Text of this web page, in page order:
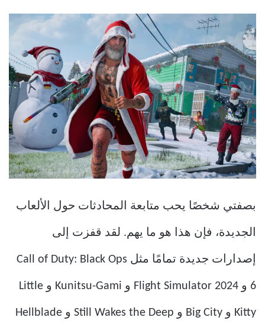
بصفتي شخصًا يحب متابعة المحادثات حول الألعاب
الجديدة، فإن هذا هو ما يهم. لقد قفزت إلى
إصدارات جديدة تمامًا مثل Call of Duty: Black Ops
6 و Flight Simulator 2024 و Kunitsu-Gami و Little
Kitty و Big City و Still Wakes the Deep و Hellblade